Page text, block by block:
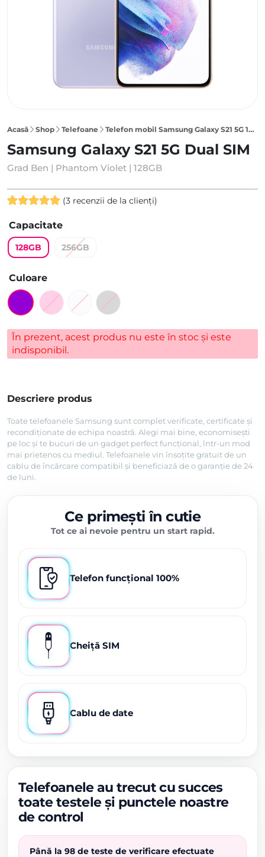
Acasă Shop Telefoane Telefon mobil Samsung Galaxy S21 5G 128GB Dual SIM, Phantom Violet
Samsung Galaxy S21 5G Dual SIM
Grad Ben | Phantom Violet | 128GB
5.00din 5
pe baza a
evaluări de
la clienți
(3 recenzii de la clienți)
Capacitate
128GB 256GB
Culoare
În prezent, acest produs nu este în stoc și este
indisponibil.
Descriere produs
Toate telefoanele Samsung sunt complet verificate, certificate și
recondiționate de echipa noastră. Alegi mai bine, economisești
pe loc și te bucuri de un gadget perfect funcțional, într-un mod
mai prietenos cu mediul. Telefoanele vin însoțite gratuit de un
cablu de încărcare compatibil și beneficiază de o garanție de 24
de luni.
Ce primești în cutie
Tot ce ai nevoie pentru un start rapid.
Telefon funcțional 100%
Cheiță SIM
Cablu de date
Telefoanele au trecut cu succes
toate testele și punctele noastre
de control
Până la 98 de teste de verificare efectuate